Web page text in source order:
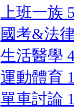
上班一族 5
國考&法
生活醫學
運動體育 1
單車討論 1